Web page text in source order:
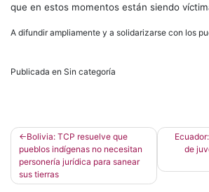
que en estos momentos están siendo
A difundir ampliamente y a solidarizarse con los
Publicada en Sin categoría
Navegación
de
entradas
Bolivia: TCP resuelve que
pueblos indígenas no necesitan
personería jurídica para sanear
sus tierras
de